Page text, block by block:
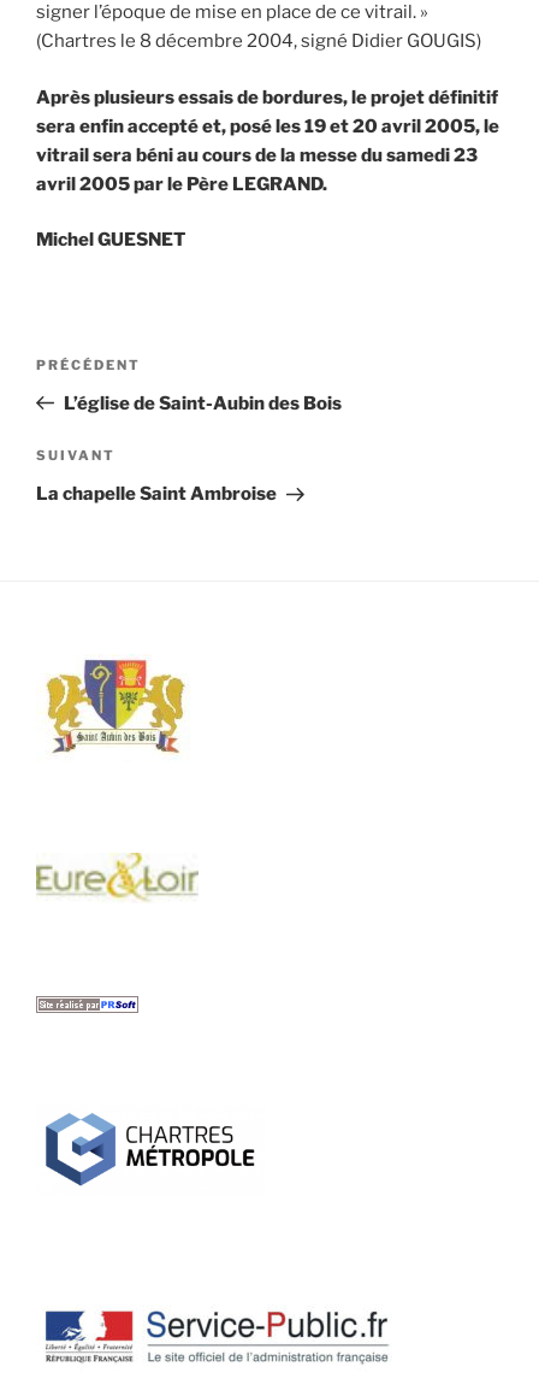
signer l’époque de mise en place de ce vitrail. »
(Chartres le 8 décembre 2004, signé Didier GOUGIS)
Après plusieurs essais de bordures, le projet définitif
sera enfin accepté et, posé les 19 et 20 avril 2005, le
vitrail sera béni au cours de la messe du samedi 23
avril 2005 par le Père LEGRAND.
Michel GUESNET
Navigation
l’article
Article
précédent
PRÉCÉDENT
L’église de Saint-Aubin des Bois
Article
suivant
SUIVANT
La chapelle Saint Ambroise